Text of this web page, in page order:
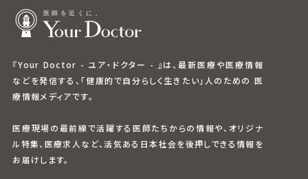
『Your Doctor - ユア・ドクター - 』は、最新医療や医療情報
などを発信する、「健康的で自分らしく生きたい」人のための 医
療情報メディアです。
医療現場の最前線で活躍する医師たちからの情報や、オリジナ
ル特集、医療求人など、活気ある日本社会を後押しできる情報を
お届けします。